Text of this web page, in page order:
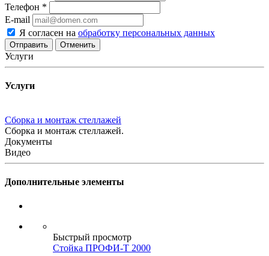
Телефон *
E-mail
Я согласен на обработку персональных данных
Отменить
Услуги
Услуги
Сборка и монтаж стеллажей
Сборка и монтаж стеллажей.
Документы
Видео
Дополнительные элементы
Быстрый просмотр
Стойка ПРОФИ-Т 2000